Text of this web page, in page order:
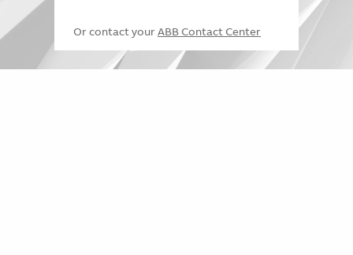
Or contact your ABB Contact Center